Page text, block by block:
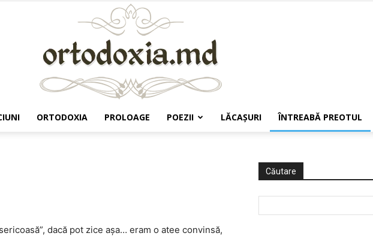
ORTODOXIA PROLOAGE POEZII LĂCAŞURI ÎNTREABĂ PREOTUL
dacă pot zice așa… eram o atee convinsă,
Căutare